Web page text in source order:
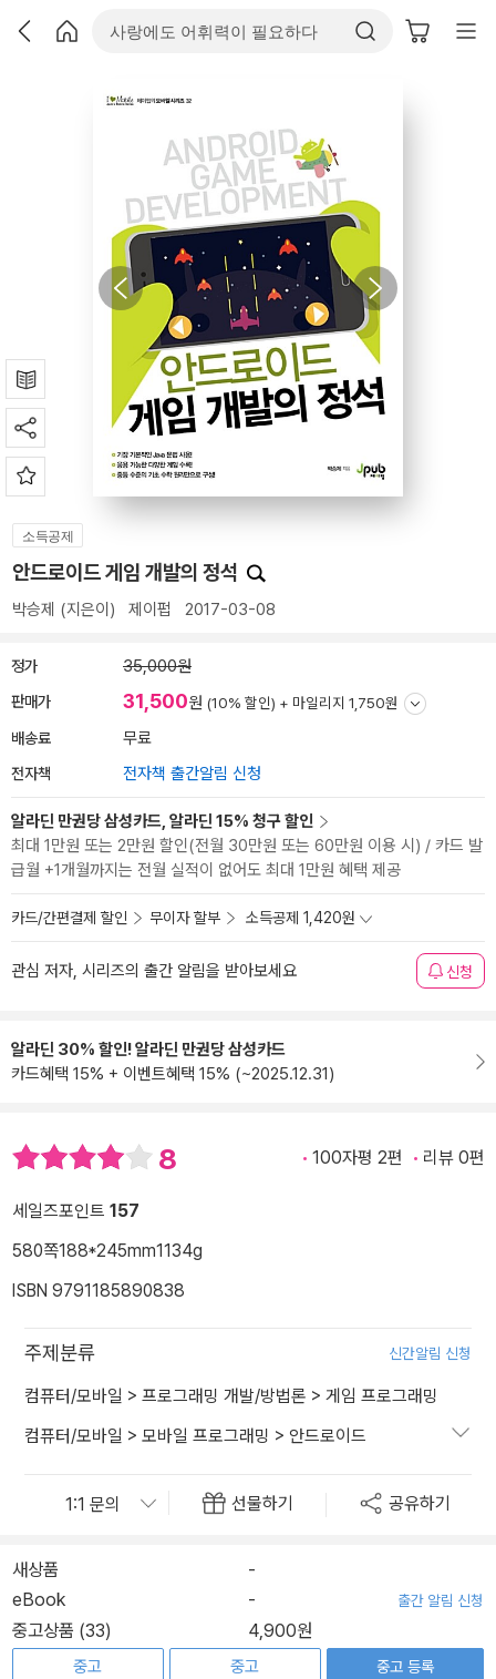
소득공제
안드로이드 게임 개발의 정석
박승제 (지은이) 제이펍 2017-03-08
정가 35,000원
판매가 31,500원 (10% 할인) + 마일리지 1,750원
배송료 무료
전자책 전자책 출간알림 신청
알라딘 만권당 삼성카드, 알라딘 15% 청구 할인
최대 1만원 또는 2만원 할인(전월 30만원 또는 60만원 이용 시) / 카드 발
급월 +1개월까지는 전월 실적이 없어도 최대 1만원 혜택 제공
카드/간편결제 할인 무이자 할부 소득공제 1,420원
관심 저자, 시리즈의 출간 알림을 받아보세요 신청
알라딘 30% 할인! 알라딘 만권당 삼성카드
카드혜택 15% + 이벤트혜택 15% (~2025.12.31)
8 100자평 2편 리뷰 0편
세일즈포인트 157
580쪽188*245mm1134g
ISBN 9791185890838
주제분류 신간알림 신청
컴퓨터/모바일 > 프로그래밍 개발/방법론 > 게임 프로그래밍
컴퓨터/모바일 > 모바일 프로그래밍 > 안드로이드
선물하기 공유하기
새상품
-
eBook
- 출간 알림 신청
중고상품 (33) 4,900원
중고
중고
중고 등록